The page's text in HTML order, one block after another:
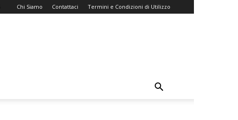
Chi Siamo Contattaci Termini e Condizioni di Utilizzo